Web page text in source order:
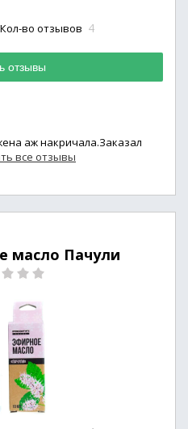
Кол-во отзывов 4
отзывы
аж накричала.Заказал
все отзывы
масло Пачули